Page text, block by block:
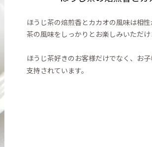
ほうじ茶の焙煎香とカカオの風味は相
茶の風味をしっかりとお楽しみいただけ
ほうじ茶好きのお客様だけでなく、お
支持されています。